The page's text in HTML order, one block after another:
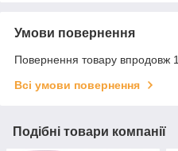
Умови повернення
Повернення товару впродовж
Всі умови повернення
Подібні товари компанії